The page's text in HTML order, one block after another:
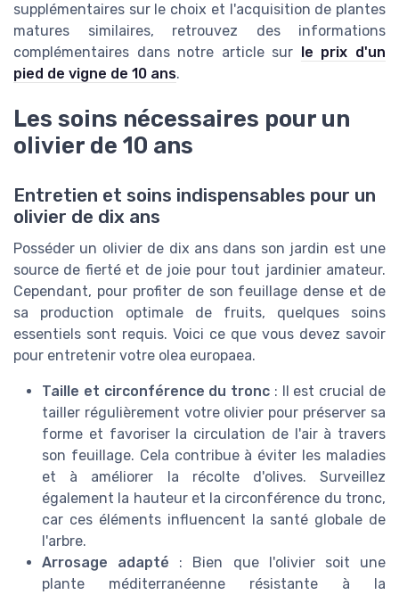
supplémentaires sur le choix et l'acquisition de plantes
matures similaires, retrouvez des informations
complémentaires dans notre article sur
le prix d'un
pied de vigne de 10 ans.
Les soins nécessaires pour un
olivier de 10 ans
Entretien et soins indispensables pour un
olivier de dix ans
Posséder un olivier de dix ans dans son jardin est une
source de fierté et de joie pour tout jardinier amateur.
Cependant, pour profiter de son feuillage dense et de
sa production optimale de fruits, quelques soins
essentiels sont requis. Voici ce que vous devez savoir
pour entretenir votre olea europaea.
Taille et circonférence du tronc : Il est crucial de
tailler régulièrement votre olivier pour préserver sa
forme et favoriser la circulation de l'air à travers
son feuillage. Cela contribue à éviter les maladies
et à améliorer la récolte d'olives. Surveillez
également la hauteur et la circonférence du tronc,
car ces éléments influencent la santé globale de
l'arbre.
Arrosage adapté : Bien que l'olivier soit une
plante méditerranéenne résistante à la